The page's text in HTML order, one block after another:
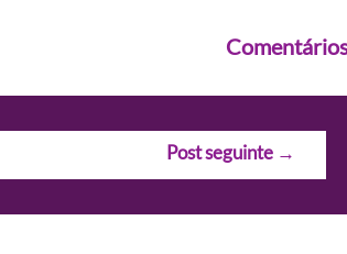
Post seguinte →